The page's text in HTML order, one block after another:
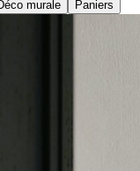
murale Paniers